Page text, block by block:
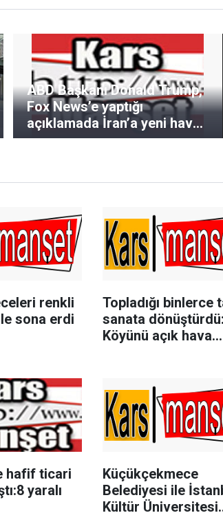
ABD Başkanı Donald Trump,
Fox News’e yaptığı
açıklamada İran’a yeni hava
saldırıları emri vermeye çok
renkli
sona erdi
Topladığı binlerce
sanata dönüştürdü:
Köyünü açık hava
hafif ticari
yaralı
Küçükçekmece
Belediyesi ile
Kültür Üniversitesi